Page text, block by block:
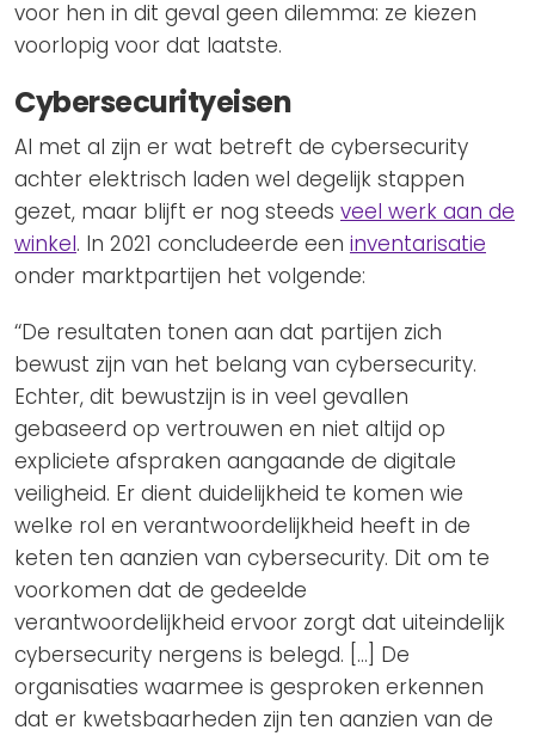
voor hen in dit geval geen dilemma: ze kiezen
voorlopig voor dat laatste.
Cybersecurityeisen
Al met al zijn er wat betreft de cybersecurity
achter elektrisch laden wel degelijk stappen
gezet, maar blijft er nog steeds veel werk aan de
winkel. In 2021 concludeerde een inventarisatie
onder marktpartijen het volgende:
‘‘De resultaten tonen aan dat partijen zich
bewust zijn van het belang van cybersecurity.
Echter, dit bewustzijn is in veel gevallen
gebaseerd op vertrouwen en niet altijd op
expliciete afspraken aangaande de digitale
veiligheid. Er dient duidelijkheid te komen wie
welke rol en verantwoordelijkheid heeft in de
keten ten aanzien van cybersecurity. Dit om te
voorkomen dat de gedeelde
verantwoordelijkheid ervoor zorgt dat uiteindelijk
cybersecurity nergens is belegd. […] De
organisaties waarmee is gesproken erkennen
dat er kwetsbaarheden zijn ten aanzien van de